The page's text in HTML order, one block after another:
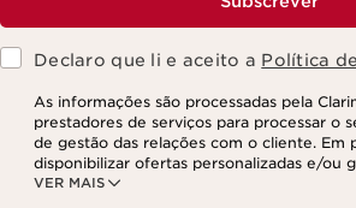
Declaro que li e aceito a Política
VER MAIS
As informações são processadas pela
prestadores de serviços para processar o
de gestão das relações com o cliente. Em
disponibilizar ofertas personalizadas e/ou
utilizador ao nosso programa de